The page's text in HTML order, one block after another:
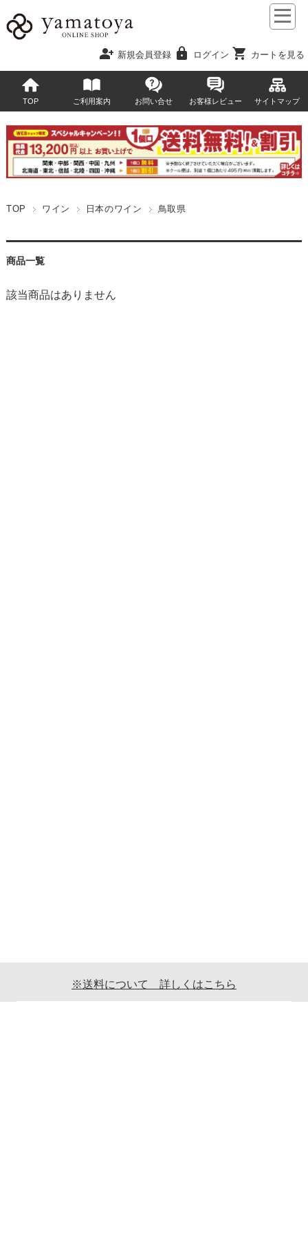
person_add 新規会員登録 lock ログイン shopping_cart カートを見る
TOP ご利用案内 お問い合せ お客様レビュー サイトマップ
TOP ワイン 日本のワイン 鳥取県
商品一覧
該当商品はありません
※送料について 詳しくはこちら